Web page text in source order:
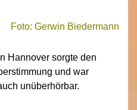
Foto: Gerwin Biedermann
Hannover sorgte den
und war
unüberhörbar.